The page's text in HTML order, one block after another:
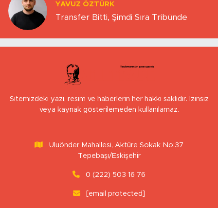
YAVUZ ÖZTÜRK
Transfer Bitti, Şimdi Sıra Tribünde
Sitemizdeki yazı, resim ve haberlerin her hakkı saklıdır. İzinsiz
veya kaynak gösterilemeden kullanılamaz.
Uluönder Mahallesi, Aktüre Sokak No:37
Tepebaşı/Eskişehir
0 (222) 503 16 76
[email protected]